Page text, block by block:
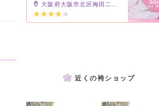
大阪府大阪市北区梅田二丁目４番９号
近くの袴ショップ